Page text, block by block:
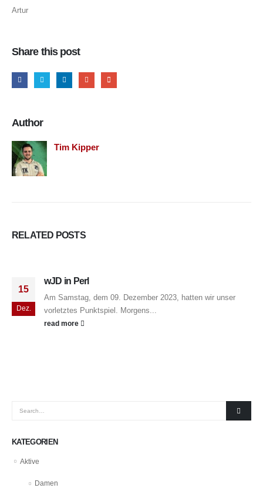
Artur
Share this post
Author
Tim Kipper
RELATED POSTS
15
Dez.
wJD in Perl
Am Samstag, dem 09. Dezember 2023, hatten wir unser
vorletztes Punktspiel. Morgens...
read more
KATEGORIEN
Aktive
Damen